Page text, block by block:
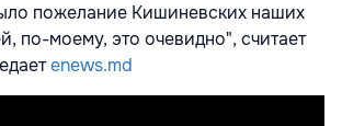
пожелание Кишиневских наших
по-моему, это очевидно", считает
enews.md